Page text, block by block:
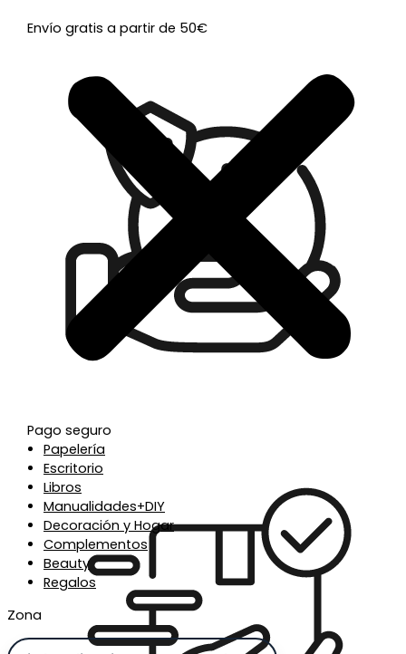
Papelería
Escritorio
Libros
Manualidades+DIY
Decoración y Hogar
Complementos
Beauty
Regalos
Zona
Envío gratis a partir de 50€
Pago seguro